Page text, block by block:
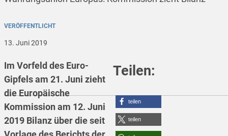
VERÖFFENTLICHT
13. Juni 2019
Im Vorfeld des Euro-
Gipfels am 21. Juni zieht
die Europäische
Kommission am 12. Juni
2019 Bilanz über die seit
Teilen:
teilen
teilen